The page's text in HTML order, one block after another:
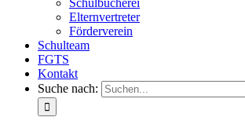
Schulbücherei
Elternvertreter
Förderverein
Schulteam
FGTS
Kontakt
Suche nach: